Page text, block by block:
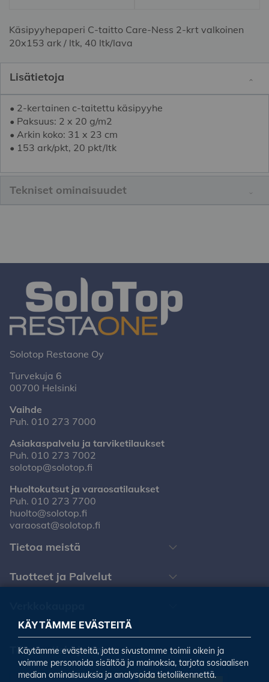
Käsipyyhepaperi C-taitto Care-Ness 2-krt valkoinen
20x153 ark / ltk, 40 ltk/lava
Lisätietoja
• 2-kertainen c-taitettu käsipyyhe
• Paksuus: 2 x 20 g/m2
• Arkin koko: 31 x 23 cm
• 153 ark/pkt, 20 pkt/ltk
Tekniset ominaisuudet
Solotop Restaone Oy
Turvekuja 6
00700 Helsinki
Vaihde
Puh. 010 273 7000
Asiakaspalvelu ja tarviketilaukset
Puh. 010 273 7002
solotop@solotop.fi
Huoltokutsut ja varaosatilaukset
Puh. 010 273 7700
huolto@solotop.fi
varaosat@solotop.fi
Tietoa meistä
Tuotteet ja Palvelut
Tilaa uutiskirjeemme
KÄYTÄMME EVÄSTEITÄ
Käytämme evästeitä, jotta sivustomme toimii oikein ja
voimme personoida sisältöä ja mainoksia, tarjota sosiaalisen
median ominaisuuksia ja analysoida tietoliikennettä.